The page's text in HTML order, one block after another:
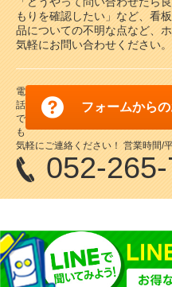
もりを確認したい」など、看
品についての不明な点など、
気軽にお問い合わせください。
フォームから
電
話
で
も
気軽にご連絡ください！ 営業時間/
052-